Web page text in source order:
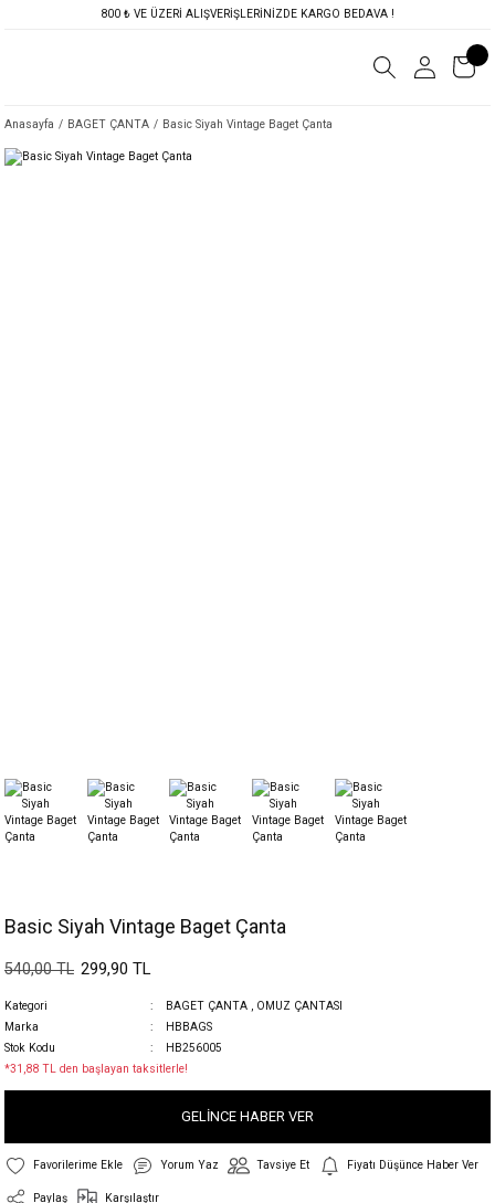
800 ₺ VE ÜZERİ ALIŞVERİŞLERİNİZDE KARGO BEDAVA !
Anasayfa BAGET ÇANTA Basic Siyah Vintage Baget Çanta
Basic Siyah Vintage Baget Çanta
540,00 TL 299,90 TL
Kategori BAGET ÇANTA
OMUZ ÇANTASI
Marka
HBBAGS
Stok Kodu
HB256005
*31,88 TL den başlayan taksitlerle!
GELİNCE HABER VER
Yorum Yaz Tavsiye Et Fiyatı Düşünce Haber Ver
Paylaş Karşılaştır